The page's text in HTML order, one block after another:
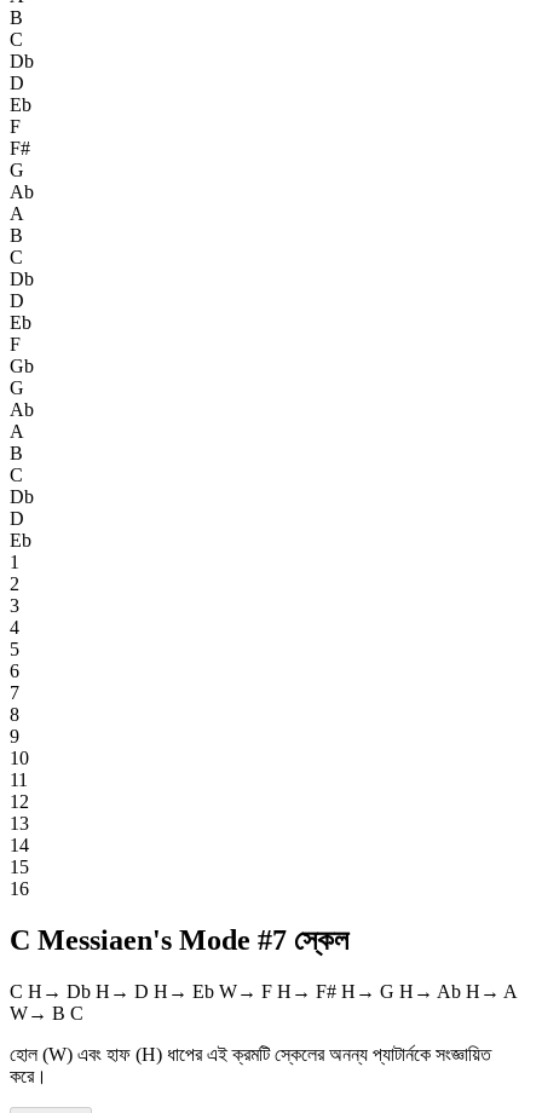
B
C
Db
D
Eb
F
F#
G
Ab
A
B
C
Db
D
Eb
F
Gb
G
Ab
A
B
C
Db
D
Eb
1
2
3
4
5
6
7
8
9
10
11
12
13
14
15
16
C Messiaen's Mode #7 স্কেল
C H → Db H → D H → Eb W→ F H → F# H → G H → Ab H → A
W→ B C
হোল (W) এবং হাফ (H) ধাপের এই ক্রমটি স্কেলের অনন্য প্যাটার্নকে সংজ্ঞায়িত
করে।